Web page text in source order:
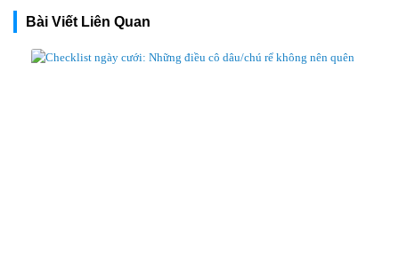
Bài Viết Liên Quan